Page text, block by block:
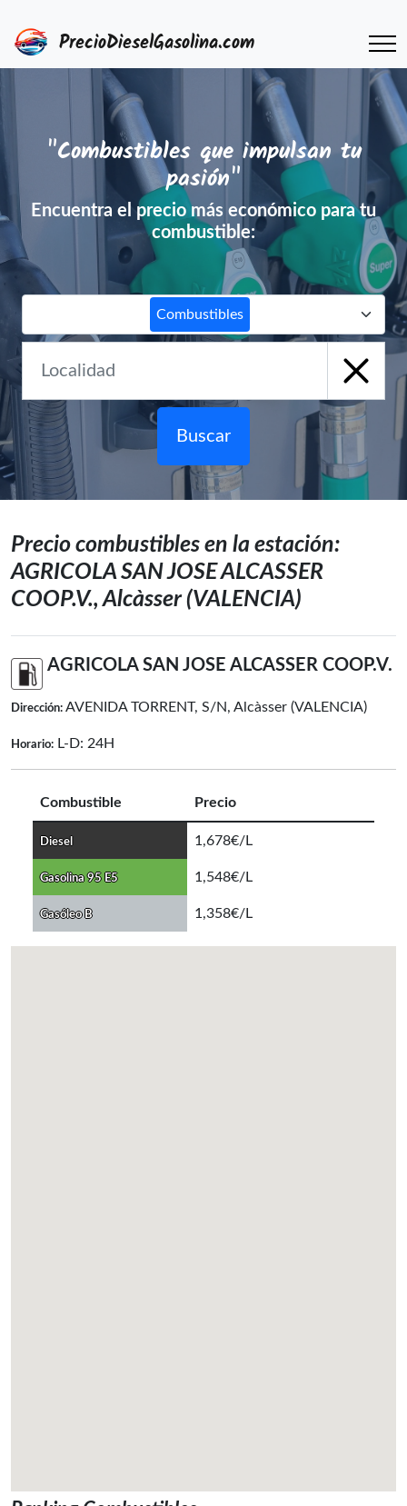
PrecioDieselGasolina.com
"Combustibles que impulsan tu
pasión"
Encuentra el precio más económico para tu
combustible:
Combustibles
Buscar
Precio combustibles en la estación:
AGRICOLA SAN JOSE ALCASSER
COOP.V., Alcàsser (VALENCIA)
AGRICOLA SAN JOSE ALCASSER COOP.V.
Dirección: AVENIDA TORRENT, S/N, Alcàsser (VALENCIA)
Horario: L-D: 24H
Combustible Precio
Diesel 1,678€/L
Gasolina 95 E5 1,548€/L
Gasóleo B 1,358€/L